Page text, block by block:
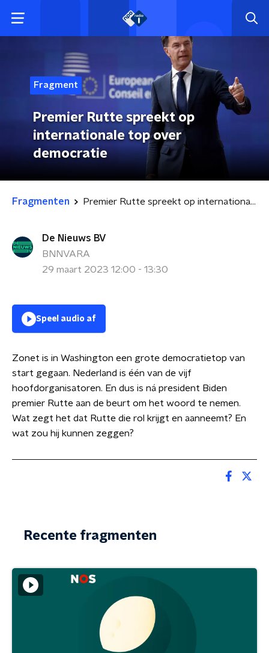
Fragment
Premier Rutte spreekt op
internationale top over
democratie
Fragmenten Premier Rutte spreekt op internationale top over democratie
De Nieuws BV
BNNVARA
29 maart 2023 12:00 - 13:30
Speel audio af
Zonet is in Washington een grote democratietop van
start gegaan. Nederland is één van de vijf
hoofdorganisatoren. En dus is ná president Biden
premier Rutte aan de beurt om het woord te nemen.
Wat zegt het dat Rutte die rol krijgt en aanneemt? En
wat zou hij kunnen zeggen?
Recente fragmenten